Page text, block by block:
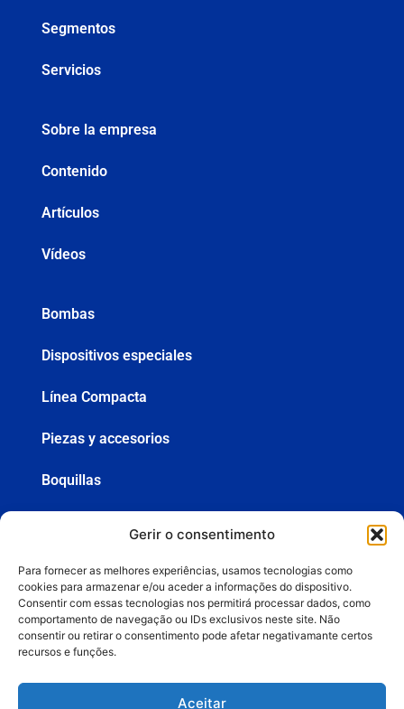
Gerir o consentimento
Para fornecer as melhores experiências, usamos tecnologias como
cookies para armazenar e/ou aceder a informações do dispositivo.
Consentir com essas tecnologias nos permitirá processar dados, como
comportamento de navegação ou IDs exclusivos neste site. Não
consentir ou retirar o consentimento pode afetar negativamante certos
recursos e funções.
Aceitar
Segmentos
Servicios
Sobre la empresa
Contenido
Artículos
Vídeos
Bombas
Dispositivos especiales
Línea Compacta
Piezas y accesorios
Boquillas
Pistolas
+55 (19) 3936-8555